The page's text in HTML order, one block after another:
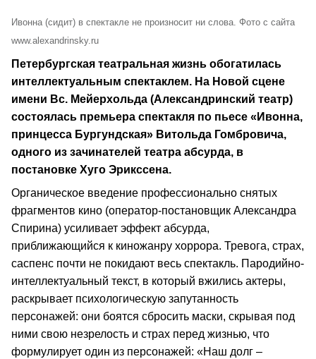
Ивонна (сидит) в спектакле не произносит ни слова. Фото с сайта
www.alexandrinsky.ru
Петербургская театральная жизнь обогатилась
интеллектуальным спектаклем. На Новой сцене
имени Вс. Мейерхольда (Александринский театр)
состоялась премьера спектакля по пьесе «Ивонна,
принцесса Бургундская» Витольда Гомбровича,
одного из зачинателей театра абсурда, в
постановке Хуго Эрикссена.
Органическое введение профессионально снятых
фрагментов кино (оператор-постановщик Александра
Спирина) усиливает эффект абсурда,
приближающийся к киножанру хоррора. Тревога, страх,
саспенс почти не покидают весь спектакль. Пародийно-
интеллектуальный текст, в который вжились актеры,
раскрывает психологическую запутанность
персонажей: они боятся сбросить маски, скрывая под
ними свою незрелость и страх перед жизнью, что
формулирует один из персонажей: «Наш долг –